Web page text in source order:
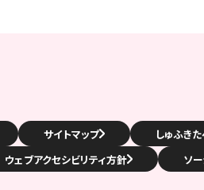
サイトマップ しゅふき
ウェブアクセシビリティ方針
ソ